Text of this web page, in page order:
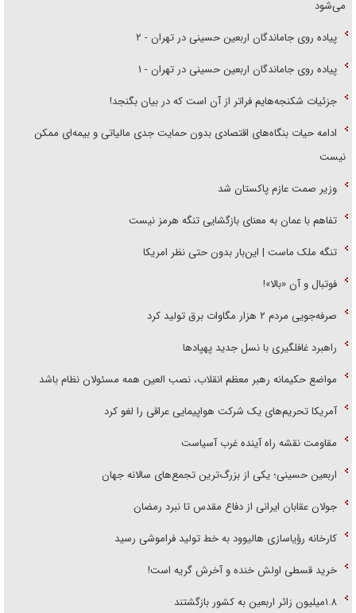
می‌شود
پیاده روی جاماندگان اربعین حسینی در تهران - ۲
پیاده روی جاماندگان اربعین حسینی در تهران - ۱
جزئیات شکنجه‌هایم فراتر از آن است که در بیان بگنجد!
ادامه حیات بنگاه‌های اقتصادی بدون حمایت جدی مالیاتی و بیمه‌ای ممکن
نیست
وزیر صمت عازم پاکستان شد
تفاهم با عمان به معنای بازگشایی تنگه هرمز نیست
تنگه ملک ماست | این‌بار بدون حتی نظر امریکا
فوتبال و آن «بالا»!
صرفه‌جویی مردم ۲ هزار مگاوات برق تولید کرد
راهبرد غافلگیری با نسل جدید پهپاد‌ها
مواضع حکیمانه رهبر معظم انقلاب، نصب العین همه مسئولان نظام باشد
آمریکا تحریم‌های یک شرکت هواپیمایی عراقی را لغو کرد
مقاومت نقشه راه آینده غرب آسیاست
اربعین حسینی؛ یکی از بزرگ‌ترین تجمع‌های سالانه جهان
جولان عقابان ایرانی از دفاع مقدس تا نبرد رمضان
کارخانه رؤیاسازی هالیوود به خط تولید فراموشی رسید
خرید قسطی اولش خنده و آخرش گریه است!
۱.۸میلیون زائر اربعین به کشور بازگشتند